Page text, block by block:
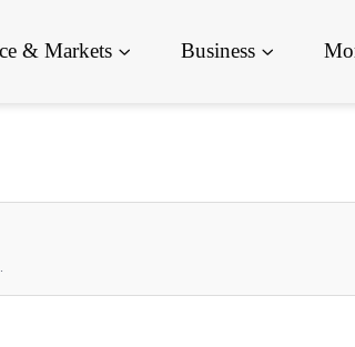
& Markets Business